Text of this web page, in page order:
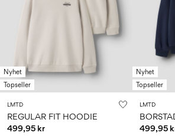
Nyhet
Topseller
LMTD
REGULAR FIT HOODIE
499,95 kr
Nyhet
Topseller
LMTD
499,95